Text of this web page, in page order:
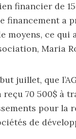
financier de
financement a
moyens, ce qui
Maria
juillet, que
70 500$ à
pour la
de